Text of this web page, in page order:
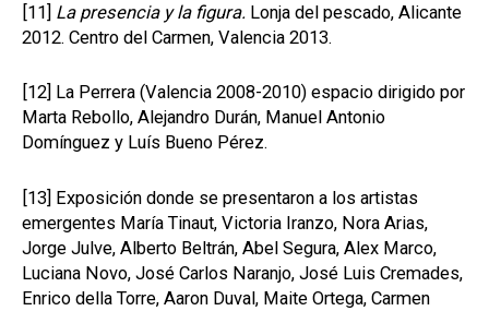
[11] La presencia y la figura. Lonja del pescado, Alicante
2012. Centro del Carmen, Valencia 2013.
[12] La Perrera (Valencia 2008-2010) espacio dirigido por
Marta Rebollo, Alejandro Durán, Manuel Antonio
Domínguez y Luís Bueno Pérez.
[13] Exposición donde se presentaron a los artistas
emergentes María Tinaut, Victoria Iranzo, Nora Arias,
Jorge Julve, Alberto Beltrán, Abel Segura, Alex Marco,
Luciana Novo, José Carlos Naranjo, José Luis Cremades,
Enrico della Torre, Aaron Duval, Maite Ortega, Carmen